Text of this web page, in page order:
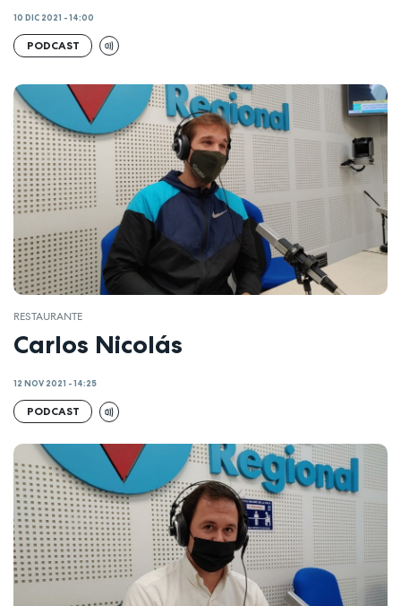
10 DIC 2021 - 14:00
PODCAST
RESTAURANTE
Carlos Nicolás
12 NOV 2021 - 14:25
PODCAST